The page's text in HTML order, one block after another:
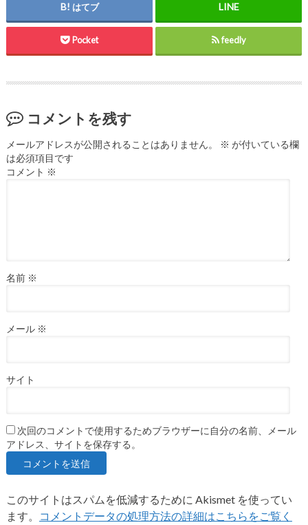
はてブ
Pocket feedly
コメントを残す
メールアドレスが公開されることはありません。 ※ が付いている欄
は必須項目です
コメント ※
名前 ※
メール ※
サイト
次回のコメントで使用するためブラウザーに自分の名前、メール
アドレス、サイトを保存する。
このサイトはスパムを低減するために Akismet を使ってい
ます。
コメントデータの処理方法の詳細はこちらをご覧く